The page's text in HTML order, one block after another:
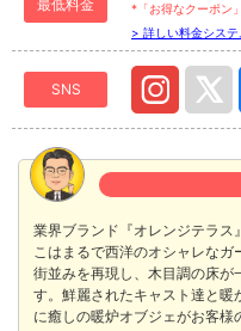
最低料金 *「お得なクーポン」
> 詳しい料金システ
SNS
業界ブランド『オレンジテラ
こはまるで西洋のオシャレな
街並みを再現し、木目調の床が
す。鮮麗されたキャスト達と
に癒しの暖炉オブジェがお客様